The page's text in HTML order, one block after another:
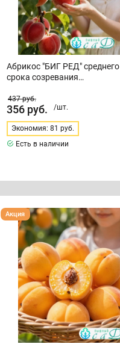
Абрикос "БИГ РЕД" среднего
срока созревания
437руб.
356 руб. /шт.
Экономия: 81 руб.
Есть в наличии
Абрикос
"ВОДОЛЕЙ
среднего
созревания
Акция